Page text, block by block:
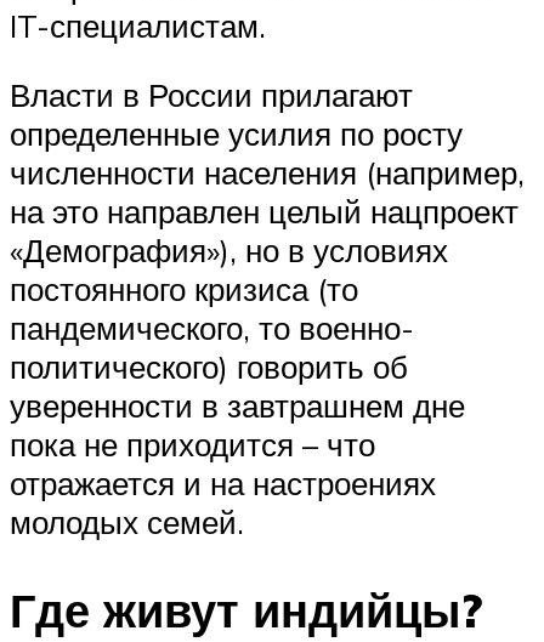
IT-специалистам.
Власти в России прилагают
определенные усилия по росту
численности населения (например,
на это направлен целый нацпроект
«Демография»), но в условиях
постоянного кризиса (то
пандемического, то военно-
политического) говорить об
уверенности в завтрашнем дне
пока не приходится – что
отражается и на настроениях
молодых семей.
Где живут индийцы?